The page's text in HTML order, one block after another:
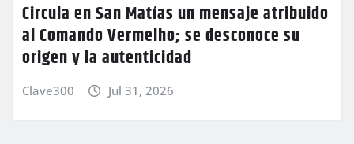
Circula en San Matías un mensaje atribuido
al Comando Vermelho; se desconoce su
origen y la autenticidad
Clave300 Jul 31, 2026